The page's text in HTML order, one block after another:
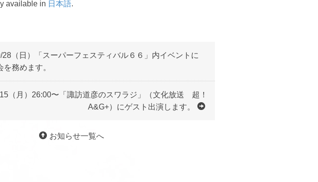
available in 日本語.
28（日）「スーパーフェスティバル６６」内イベントに
務めます。
（月）26:00〜「諏訪道彦のスワラジ」（文化放送 超！
A&G+）にゲスト出演します。
お知らせ一覧へ